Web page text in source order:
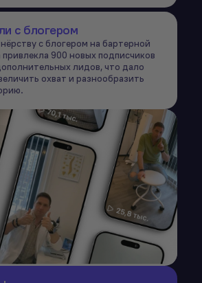
с блогером
с блогером на бартерной
привлекла 900 новых подписчиков
лидов, что дало
охват и разнообразить